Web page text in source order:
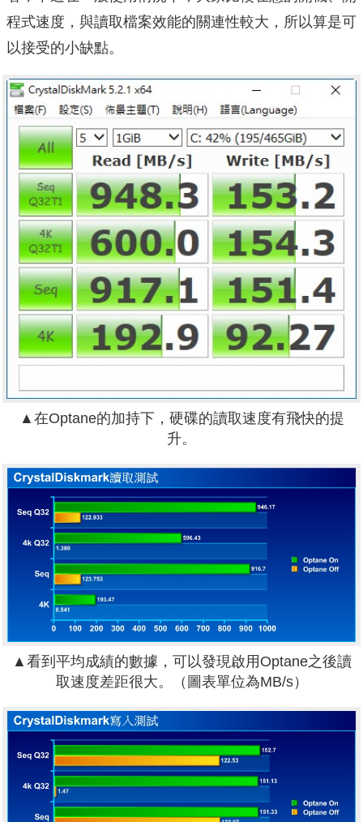
程式速度，與讀取檔案效能的關連性較大，所以算是可
以接受的小缺點。
▲在Optane的加持下，硬碟的讀取速度有飛快的提
升。
▲看到平均成績的數據，可以發現啟用Optane之後讀
取速度差距很大。（圖表單位為MB/s）